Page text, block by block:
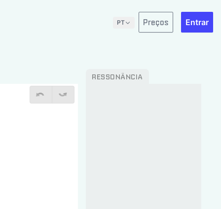
PT
Pular para o conteúdo
Preços
Entrar
RESSONÂNCIA